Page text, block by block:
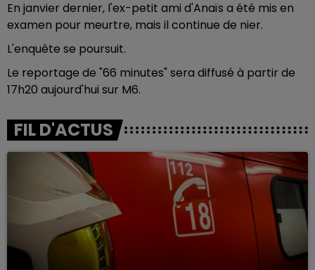
En janvier dernier, l'ex-petit ami d'Anaïs a été mis en
examen pour meurtre, mais il continue de nier.
L'enquête se poursuit.
Le reportage de "66 minutes" sera diffusé à partir de
17h20 aujourd'hui sur M6.
FIL D'ACTUS